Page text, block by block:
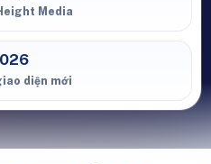
Media
diện mới